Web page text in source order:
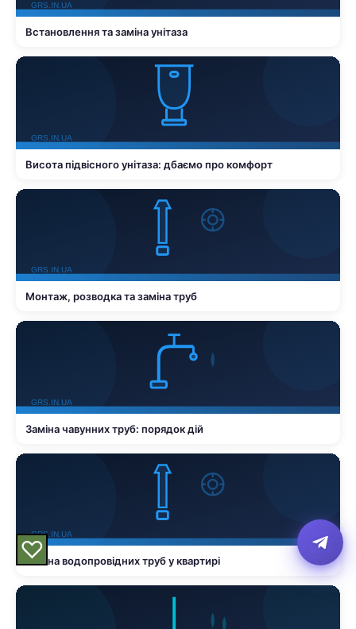
Встановлення та заміна унітаза
Висота підвісного унітаза: дбаємо про комфорт
Монтаж, розводка та заміна труб
Заміна чавунних труб: порядок дій
Заміна водопровідних труб у квартирі
♡